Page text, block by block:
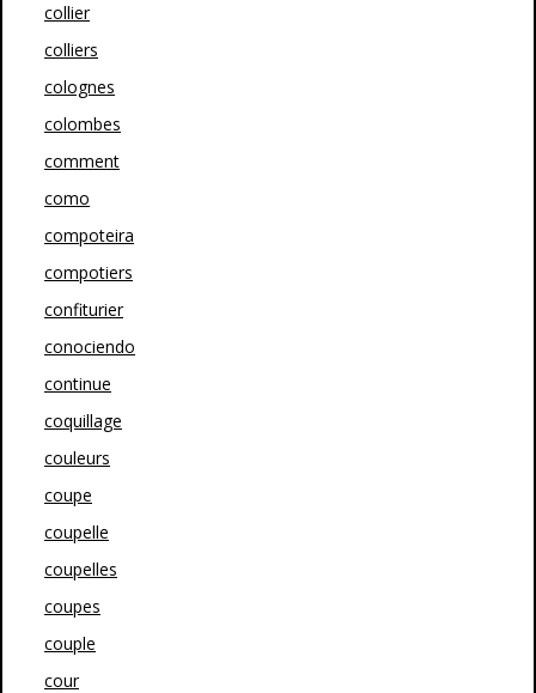
collier
colliers
colognes
colombes
comment
como
compoteira
compotiers
confiturier
conociendo
continue
coquillage
couleurs
coupe
coupelle
coupelles
coupes
couple
cour